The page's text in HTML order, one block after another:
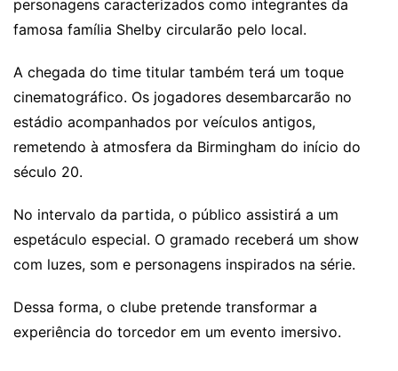
personagens caracterizados como integrantes da
famosa família Shelby circularão pelo local.
A chegada do time titular também terá um toque
cinematográfico. Os jogadores desembarcarão no
estádio acompanhados por veículos antigos,
remetendo à atmosfera da Birmingham do início do
século 20.
No intervalo da partida, o público assistirá a um
espetáculo especial. O gramado receberá um show
com luzes, som e personagens inspirados na série.
Dessa forma, o clube pretende transformar a
experiência do torcedor em um evento imersivo.